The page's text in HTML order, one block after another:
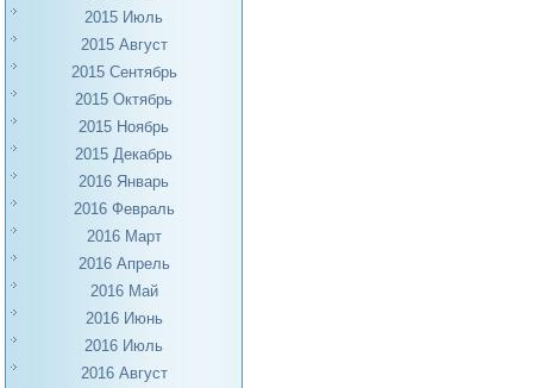
2015 Июль
2015 Август
2015 Сентябрь
2015 Октябрь
2015 Ноябрь
2015 Декабрь
2016 Январь
2016 Февраль
2016 Март
2016 Апрель
2016 Май
2016 Июнь
2016 Июль
2016 Август